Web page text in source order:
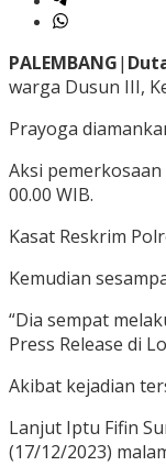
PALEMBANG|
warga Dusun III,
Prayoga
Aksi
00.00 WIB.
Kasat Reskrim
Kemudian
“Dia sempat
Press Release di
Akibat kejadian
Lanjut Iptu Fifin
(17/12/2023)